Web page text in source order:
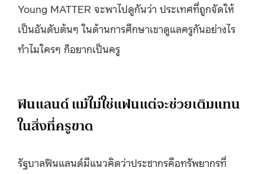
Young MATTER จะพาไปดูกันว่า ประเทศที่ถูกจัดให้
เป็นอันดับต้นๆ ในด้านการศึกษาเขาดูแลครูกันอย่างไร
ทำไมใครๆ ก็อยากเป็นครู
ฟินแลนด์ แม้ไม่ใช่แฟนแต่จะช่วยเติมแทน
ในสิ่งที่ครูขาด
รัฐบาลฟินแลนด์มีแนวคิดว่าประชากรคือทรัพยากรที่